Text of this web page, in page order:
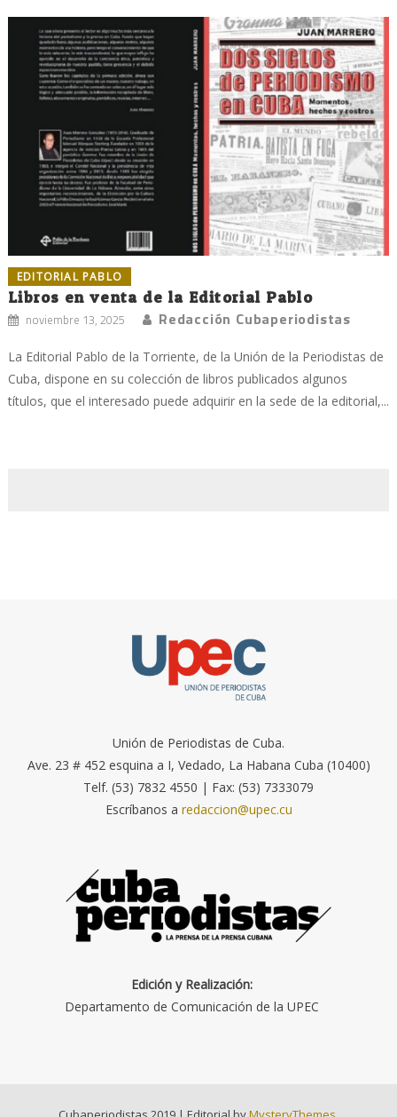
EDITORIAL PABLO
Libros en venta de la Editorial Pablo
noviembre 13, 2025 Redacción Cubaperiodistas
La Editorial Pablo de la Torriente, de la Unión de la Periodistas de
Cuba, dispone en su colección de libros publicados algunos
títulos, que el interesado puede adquirir en la sede de la editorial,...
Unión de Periodistas de Cuba.
Ave. 23 # 452 esquina a I, Vedado, La Habana Cuba (10400)
Telf. (53) 7832 4550 | Fax: (53) 7333079
Escríbanos a redaccion@upec.cu
Edición y Realización:
Departamento de Comunicación de la UPEC